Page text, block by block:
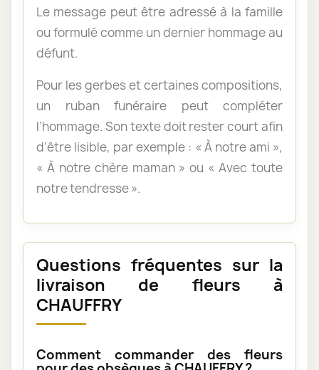
Le message peut être adressé à la famille
ou formulé comme un dernier hommage au
défunt.
Pour les gerbes et certaines compositions,
un ruban funéraire peut compléter
l’hommage. Son texte doit rester court afin
d’être lisible, par exemple : « À notre ami »,
« À notre chère maman » ou « Avec toute
notre tendresse ».
Questions fréquentes sur la
livraison de fleurs à
CHAUFFRY
Comment commander des fleurs